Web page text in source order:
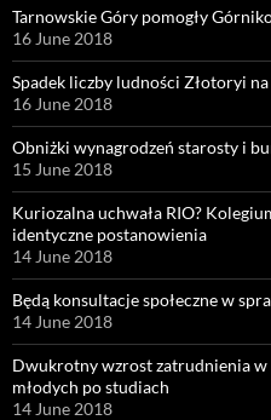
Tarnowskie Góry pomogły
16 June 2018
Spadek liczby ludności Złotoryi
16 June 2018
Obniżki wynagrodzeń starosty i
15 June 2018
Kuriozalna uchwała RIO?
identyczne postanowienia
14 June 2018
Będą konsultacje społeczne w
14 June 2018
Dwukrotny wzrost zatrudnienia w
młodych po studiach
14 June 2018